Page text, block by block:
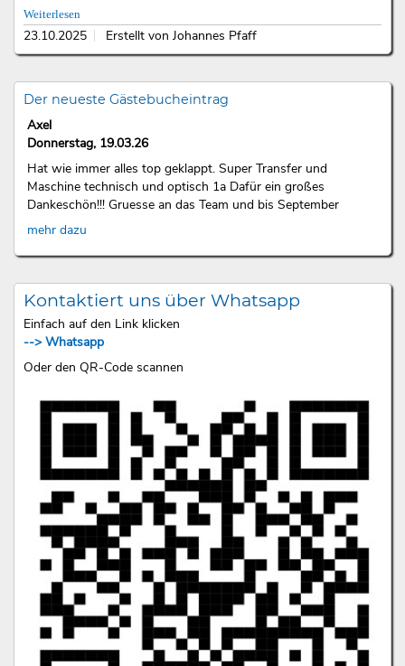
Weiterlesen
23.10.2025 Erstellt von Johannes Pfaff
Der neueste Gästebucheintrag
Axel
Donnerstag, 19.03.26
Hat wie immer alles top geklappt. Super Transfer und
Maschine technisch und optisch 1a Dafür ein großes
Dankeschön!!! Gruesse an das Team und bis September
mehr dazu
Kontaktiert uns über Whatsapp
Einfach auf den Link klicken
--> Whatsapp
Oder den QR-Code scannen